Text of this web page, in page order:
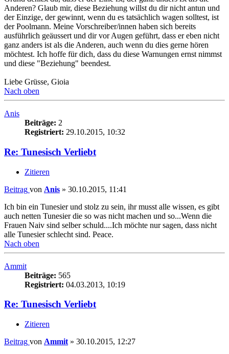
Anderen? Glaub mir, diese Beziehung willst du dir nicht antun und
der Einzige, der gewinnt, wenn du es tatsächlich wagen solltest, ist
der Poolmann. Meine Vorschreiber/innen haben sich bereits
ausführlich geäussert und dir vor Augen geführt, dass er eben nicht
ganz anders ist als die Anderen, auch wenn du dies gerne hören
möchtest. Ich hoffe für dich, dass du diese Warnungen ernst nimmst
und diese "Beziehung" beendest.
Liebe Grüsse, Gioia
Nach oben
Anis
Beiträge: 2
Registriert: 29.10.2015, 10:32
Re: Tunesisch Verliebt
Zitieren
Beitrag von Anis » 30.10.2015, 11:41
Ich bin ein Tunesier und stolz zu sein, ihr musst alle wissen, es gibt
auch netten Tunesier die so was nicht machen und so...Wenn die
Frauen Naiv sind selber schuld....Ich möchte nur sagen, dass nicht
alle Tunesier schlecht sind. Peace.
Nach oben
Ammit
Beiträge: 565
Registriert: 04.03.2013, 10:19
Re: Tunesisch Verliebt
Zitieren
Beitrag von Ammit » 30.10.2015, 12:27